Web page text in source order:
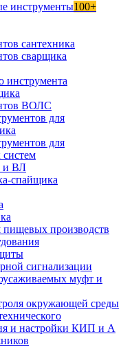
инструменты100+
сантехника
сварщика
инструмента
ВОЛС
для
для
систем
и ВЛ
спайщика
производств
сигнализации
муфт и
окружающей среды
и настройки КИП и А